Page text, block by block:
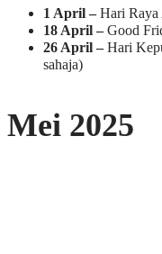
1 April –Hari Raya
18 April –Good
26 April –Hari
sahaja)
Mei 2025